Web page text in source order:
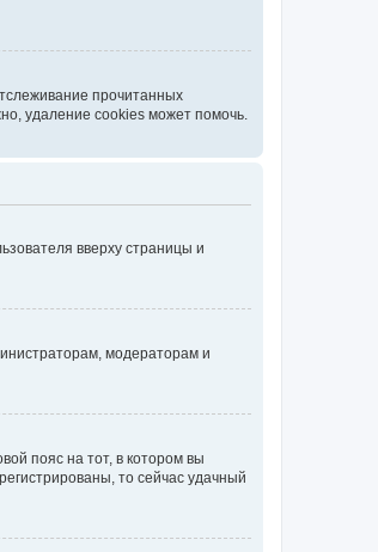
прочитанных
удаление cookies может помочь.
вверху страницы и
модераторам и
пояс на тот, в котором вы
то сейчас удачный